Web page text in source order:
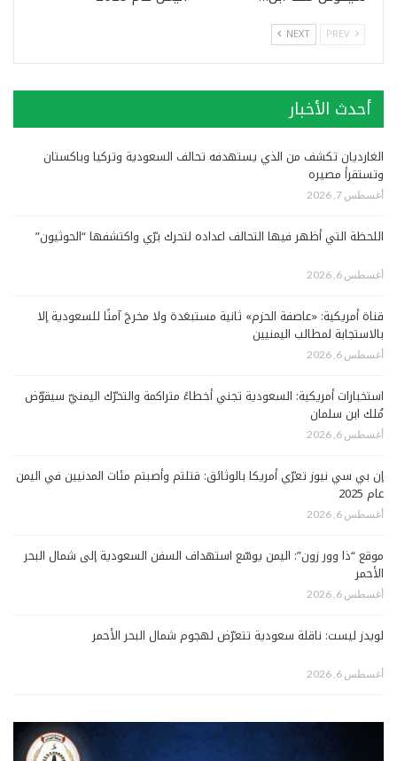
NEXT
أحدث الأخبار
الغارديان تكشف من الذي يستهدفه تحالف السعودية وتركيا وباكستان
وتستقرأ مصيره
أغسطس 7, 2026
اللحظة التي أظهر فيها التحالف اعداده لتحرك برّي واكتشفها “الحوثيون”
أغسطس 6, 2026
قناة أمريكية: «عاصفة الحزم» ثانية مستبعَدة ولا مخرجَ آمنًا للسعودية إلا
بالاستجابة لمطالب اليمنيين
أغسطس 6, 2026
استخبارات أمريكية: السعودية تجني أخطاءً متراكمة والتحرّك اليمنيّ سيقوّض
مُلك ابن سلمان
أغسطس 6, 2026
إن بي سي نيوز تعرّي أمريكا بالوثائق: قتلتم وأصبتم مئات المدنيين في اليمن
عام 2025
أغسطس 6, 2026
موقع “ذا وور زون”: اليمن يوسّع استهداف السفن السعودية إلى شمال البحر
الأحمر
أغسطس 6, 2026
لويدز ليست: ناقلة سعودية تتعرّض لهجوم شمال البحر الأحمر
أغسطس 6, 2026